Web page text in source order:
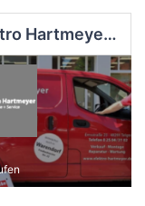
Elektro Hartmeyer e. K.